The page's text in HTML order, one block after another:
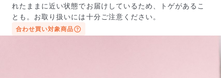
商品ページに掲載している写真は、実際にお届けする商
品を撮影したものです。お花は生き物なので、どうして
も色味やサイズ・咲き方に個体差はありますが、できる
だけ写真のイメージに近いものをお届けできるように人
れたままに近い状態でお届けしているため、トゲがあるこ
とも。お取り扱いには十分ご注意ください。
合わせ買い対象商品